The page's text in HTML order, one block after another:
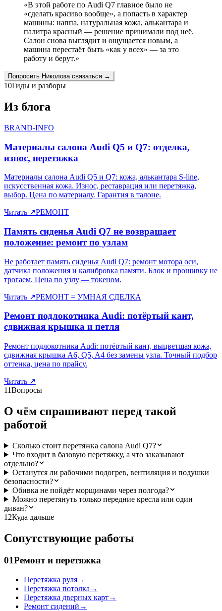
«В этой работе по Audi Q7 главное было не
«сделать красиво вообще», а попасть в характер
машины: наппа, натуральная кожа, алькантара и
палитра красный — решение принимали под неё.
Салон снова выглядит и ощущается новым, а
машина перестаёт быть «как у всех» — за это
работу и берут.»
Попросить Николозасвязаться →
10Гиды и разборы
Из блога
BRAND-INFO
Материалы салона Audi Q5 и Q7: отделка,
износ, перетяжка
Материалы салона Audi Q5 и Q7: кожа, алькантара S-line,
искусственная кожа. Износ, реставрация или перетяжка,
выбор. Цена по материалу. Гарантия в талоне.
Читать ↗РЕМОНТ
Память сиденья Audi Q7 не возвращает
положение: ремонт по узлам
Не работает память сиденья Audi Q7: ремонт мотора оси,
датчика положения и калибровка памяти. Блок и прошивку не
трогаем. Цена по узлу — токеном.
Читать ↗РЕМОНТ = УМНАЯ СДЕЛКА
Ремонт подлокотника Audi: потёртый кант,
сдвижная крышка и петля
Ремонт подлокотника Audi: потёртый кант, выцветшая кожа,
сдвижная крышка A6, Q5, A4 без замены узла. Точный подбор
оттенка, цена по прайсу.
Читать ↗
11Вопросы
О чём спрашивают перед такой
работой
Сколько стоит перетяжка салона Audi Q7?
Что входит в базовую перетяжку, а что заказывают
отдельно?
Останутся ли рабочими подогрев, вентиляция и подушки
безопасности?
Обивка не пойдёт морщинами через полгода?
Можно перетянуть только передние кресла или один
диван?
12Куда дальше
Сопутствующие работы
01Ремонт и перетяжка
Перетяжка руля→
Перетяжка потолка →
Перетяжка дверных карт→
Ремонт сидений →